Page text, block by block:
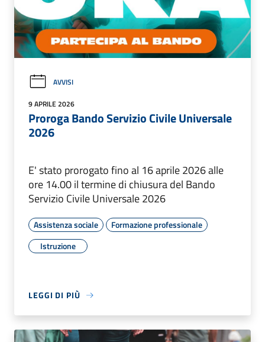
AVVISI
9 APRILE 2026
Proroga Bando Servizio Civile Universale
2026
E' stato prorogato fino al 16 aprile 2026 alle
ore 14.00 il termine di chiusura del Bando
Servizio Civile Universale 2026
Assistenza sociale
Formazione professionale
Istruzione
LEGGI DI PIÙ